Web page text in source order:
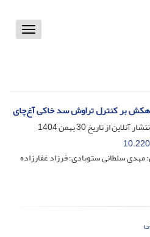
Toggle
زهکش بر کنترل تراوش سد خاکی آغ‌چای
آنلاین از تاریخ30 بهمن 1404
مهدی سلطانی ستوبادی؛ فرزاد غفارزاده